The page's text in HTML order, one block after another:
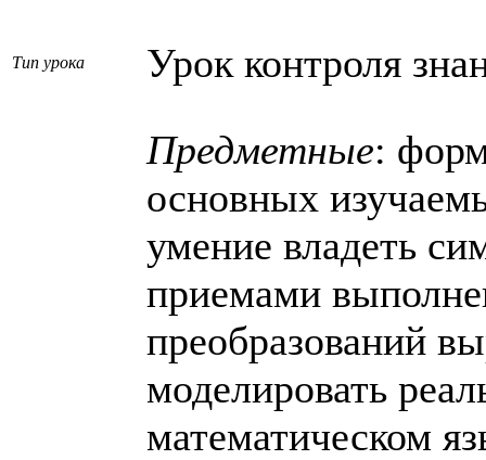
Тип урока Урок контроля
Предметные:
основных
умение владеть
приемами
преобразований
моделировать
математическом